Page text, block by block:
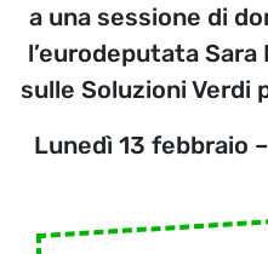
a una sessione di
l’eurodeputata
sulle Soluzioni Verdi
Lunedì 13 febbraio